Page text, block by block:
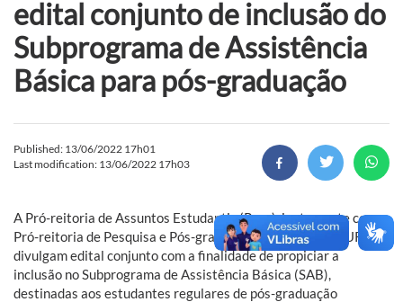
edital conjunto de inclusão do
Subprograma de Assistência
Básica para pós-graduação
Published: 13/06/2022 17h01
Last modification: 13/06/2022 17h03
A Pró-reitoria de Assuntos Estudantis (Prae), juntamente com a
Pró-reitoria de Pesquisa e Pós-graduação (Propesp) da FURG,
divulgam edital conjunto com a finalidade de propiciar a
inclusão no Subprograma de Assistência Básica (SAB),
destinadas aos estudantes regulares de pós-graduação